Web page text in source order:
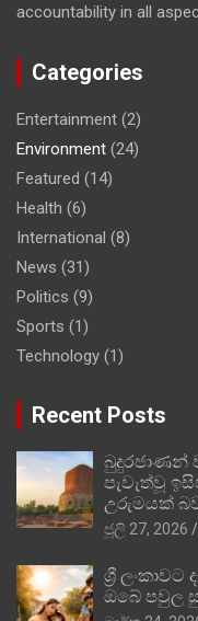
accountability in all
Categories
Entertainment (2)
Environment (24)
Featured (14)
Health (6)
International (8)
News (31)
Politics (9)
Sports (1)
Technology (1)
Recent Posts
බුදුරජාණන්
පැවැත්වූ
උරුමයක්
ජූලි 27, 2026
ශ්‍රී
ඔබේ පවුල